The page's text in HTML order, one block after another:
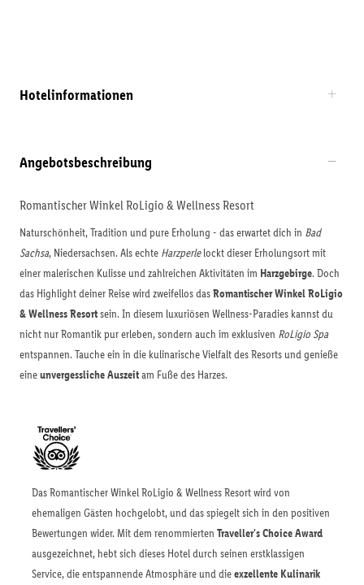
Hotelinformationen
Angebotsbeschreibung
Romantischer Winkel RoLigio & Wellness Resort
Naturschönheit, Tradition und pure Erholung - das erwartet dich in Bad
Sachsa, Niedersachsen. Als echte Harzperlelockt dieser Erholungsort mit
einer malerischen Kulisse und zahlreichen Aktivitäten im Harzgebirge. Doch
das Highlight deiner Reise wird zweifellos dasRomantischer Winkel RoLigio
& Wellness Resortsein. In diesem luxuriösen Wellness-Paradies kannst du
nicht nur Romantik pur erleben, sondern auch im exklusiven RoLigio Spa
entspannen. Tauche ein in die kulinarische Vielfalt des Resorts und genieße
eineunvergessliche Auszeitam Fuße des Harzes.
Das Romantischer Winkel RoLigio & Wellness Resort wird von
ehemaligen Gästen hochgelobt, und das spiegelt sich in den positiven
Bewertungen wider. Mit dem renommierten Traveller's Choice Award
ausgezeichnet, hebt sich dieses Hotel durch seinen erstklassigen
Service, die entspannende Atmosphäre und dieexzellente Kulinarik